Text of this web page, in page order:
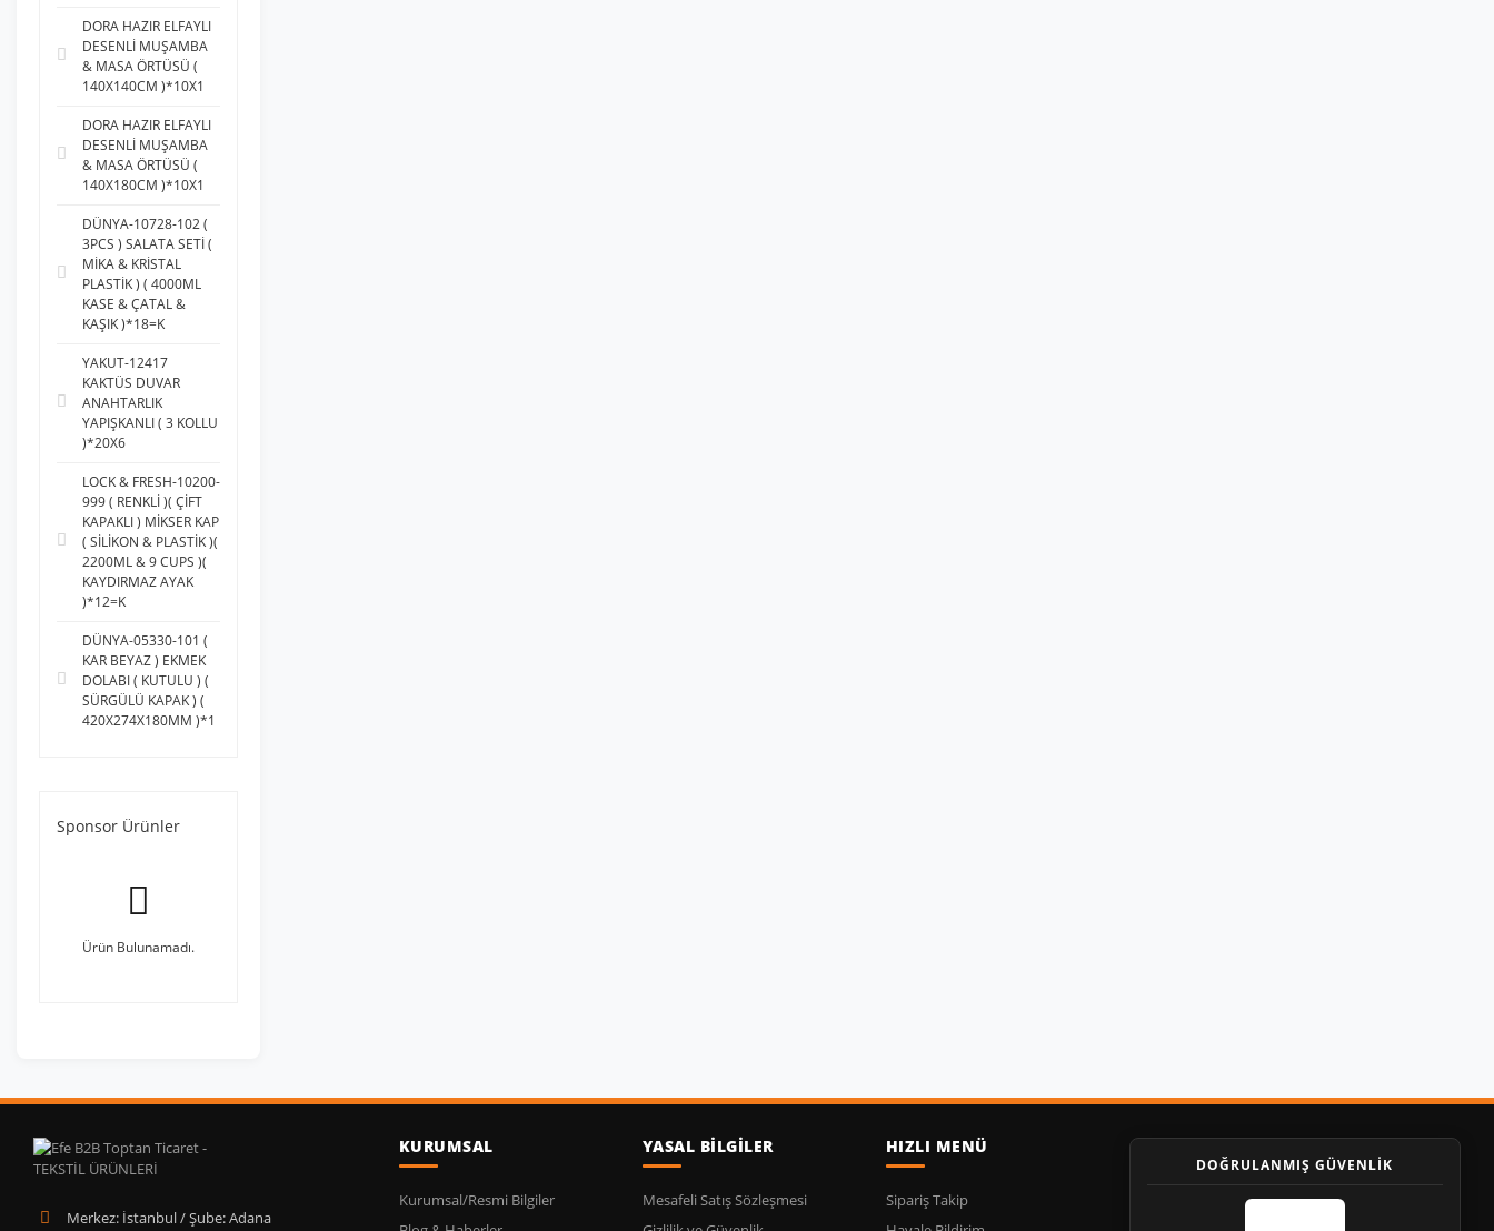
DORA HAZIR ELFAYLI
DESENLİ MUŞAMBA
& MASA ÖRTÜSÜ (
140X140CM )*10X1
DORA HAZIR ELFAYLI
DESENLİ MUŞAMBA
& MASA ÖRTÜSÜ (
140X180CM )*10X1
DÜNYA-10728-102 (
3PCS ) SALATA SETİ (
MİKA & KRİSTAL
PLASTİK ) ( 4000ML
KASE & ÇATAL &
KAŞIK )*18=K
YAKUT-12417
KAKTÜS DUVAR
ANAHTARLIK
YAPIŞKANLI ( 3 KOLLU
)*20X6
LOCK & FRESH-10200-
999 ( RENKLİ )( ÇİFT
KAPAKLI ) MİKSER KAP
( SİLİKON & PLASTİK )(
2200ML & 9 CUPS )(
KAYDIRMAZ AYAK
)*12=K
DÜNYA-05330-101 (
KAR BEYAZ ) EKMEK
DOLABI ( KUTULU ) (
SÜRGÜLÜ KAPAK ) (
420X274X180MM )*1
Sponsor Ürünler
Ürün Bulunamadı.
Merkez: İstanbul / Şube: Adana
KURUMSAL
Kurumsal/Resmi Bilgiler
YASAL BİLGİLER
Mesafeli Satış Sözleşmesi
HIZLI MENÜ
Sipariş Takip
DOĞRULANMIŞ GÜVENLİK